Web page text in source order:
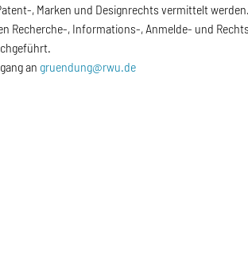
, Marken und Designrechts vermittelt
Recherche-, Informations-, Anmelde- und
an gruendung@rwu.de